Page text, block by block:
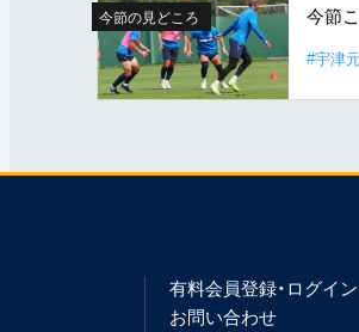
今節の見どころ 今節
#宇津
有料会員登録・ログイ
お問い合わせ